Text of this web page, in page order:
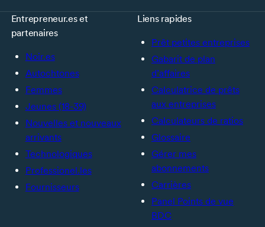
Entrepreneur.es et
partenaires
Noir.es
Autochtones
Femmes
Jeunes (18-39)
Nouvelles et nouveaux
arrivants
Technologiques
Professionel.les
Fournisseurs
Liens rapides
Prêt petites entreprises
Gabarit de plan
d’affaires
Calculatrice de prêts
aux entreprises
Calculateurs de ratios
Glossaire
Gérer mes
abonnements
Carrières
Panel Points de vue
BDC